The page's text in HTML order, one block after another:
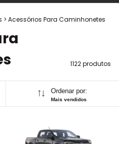
> Acessórios Para Caminhonetes
1122 produtos
Ordenar por:
Mais vendidos